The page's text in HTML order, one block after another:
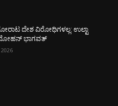
ದೇಶ ವಿರೋಧಿಗಳಲ್ಲ: ಉಲ್ಟಾ
ಭಾಗವತ್